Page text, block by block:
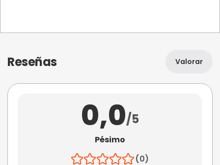
Reseñas Valorar
0,0/5
Pésimo
(0)